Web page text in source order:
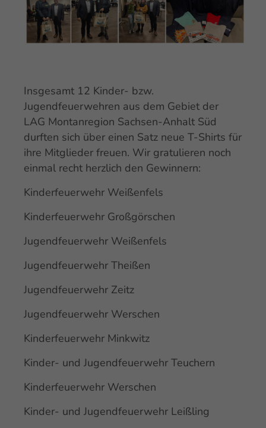
Insgesamt 12 Kinder- bzw.
Jugendfeuerwehren aus dem Gebiet der
LAG Montanregion Sachsen-Anhalt Süd
durften sich über einen Satz neue T-Shirts für
ihre Mitglieder freuen. Wir gratulieren noch
einmal recht herzlich den Gewinnern:
Kinderfeuerwehr Weißenfels
Kinderfeuerwehr Großgörschen
Jugendfeuerwehr Weißenfels
Jugendfeuerwehr Theißen
Jugendfeuerwehr Zeitz
Jugendfeuerwehr Werschen
Kinderfeuerwehr Minkwitz
Kinder- und Jugendfeuerwehr Teuchern
Kinderfeuerwehr Werschen
Kinder- und Jugendfeuerwehr Leißling